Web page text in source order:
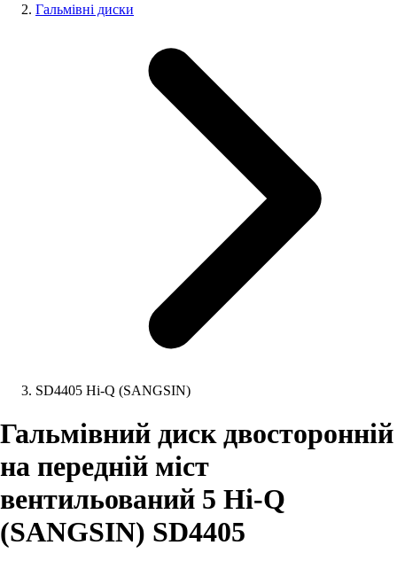
Гальмівні диски
SD4405 Hi-Q (SANGSIN)
Гальмівний диск двосторонній
на передній міст
вентильований 5 Hi-Q
(SANGSIN) SD4405